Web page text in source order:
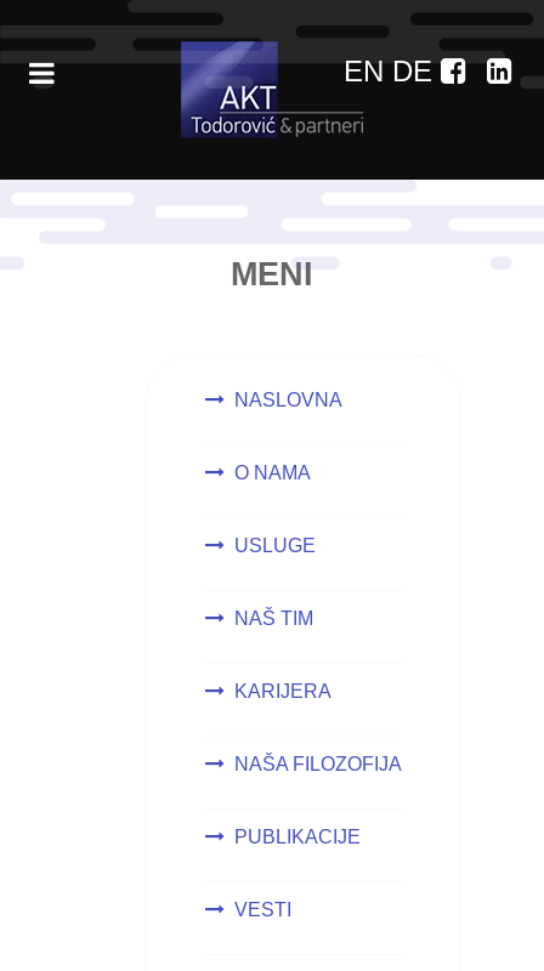
EN DE
MENI
NASLOVNA
O NAMA
USLUGE
NAŠ TIM
KARIJERA
NAŠA FILOZOFIJA
PUBLIKACIJE
VESTI